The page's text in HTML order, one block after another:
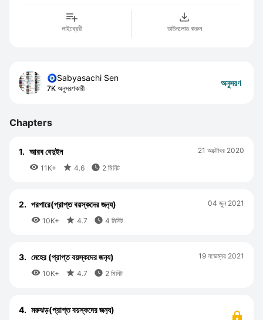
লাইব্রেরী ডাউনলোড করুন
🧿Sabyasachi Sen
7K অনুসরণকারী
অনুসরণ
Chapters
1. আরব বেদুইন
 11K+  4.6  2 মিনিট
21 অক্টোবর 2020
2. পরপারে(প্রাপ্ত বয়স্কদের জন‍্য)
 10K+  4.7  4 মিনিট
04 জুন 2021
3. মেহের (প্রাপ্ত বয়স্কদের জন‍্য)
 10K+  4.7  2 মিনিট
19 নভেম্বর 2021
4. মরুঝড়(প্রাপ্ত বয়স্কদের জন‍্য)